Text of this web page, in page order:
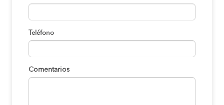
Teléfono
Comentarios